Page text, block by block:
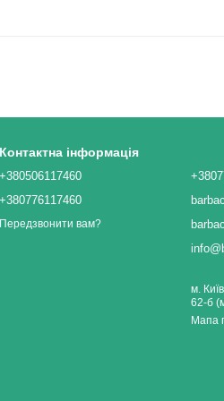
Контактна інформація
+380506117460
+380776117460
Передзвонити вам?
м.
62-б
Мапа